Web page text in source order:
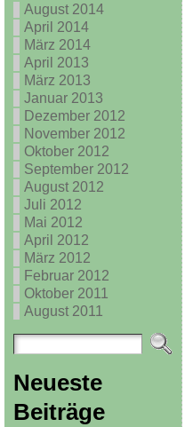
August 2014
April 2014
März 2014
April 2013
März 2013
Januar 2013
Dezember 2012
November 2012
Oktober 2012
September 2012
August 2012
Juli 2012
Mai 2012
April 2012
März 2012
Februar 2012
Oktober 2011
August 2011
Neueste
Beiträge